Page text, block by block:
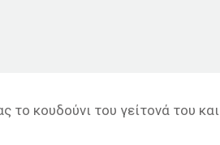
το κουδούνι του γείτονά του και